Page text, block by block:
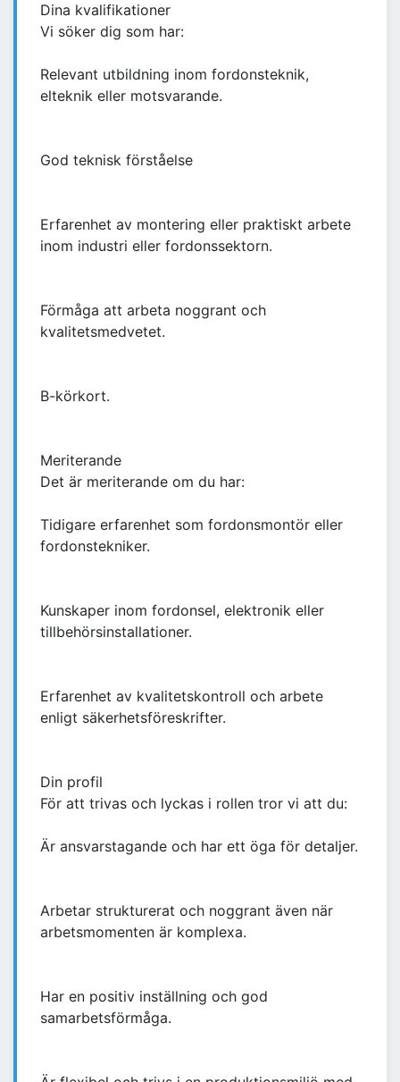
Dina kvalifikationer
Vi söker dig som har:
Relevant utbildning inom fordonsteknik,
elteknik eller motsvarande.
God teknisk förståelse
Erfarenhet av montering eller praktiskt arbete
inom industri eller fordonssektorn.
Förmåga att arbeta noggrant och
kvalitetsmedvetet.
B-körkort.
Meriterande
Det är meriterande om du har:
Tidigare erfarenhet som fordonsmontör eller
fordonstekniker.
Kunskaper inom fordonsel, elektronik eller
tillbehörsinstallationer.
Erfarenhet av kvalitetskontroll och arbete
enligt säkerhetsföreskrifter.
Din profil
För att trivas och lyckas i rollen tror vi att du:
Är ansvarstagande och har ett öga för detaljer.
Arbetar strukturerat och noggrant även när
arbetsmomenten är komplexa.
Har en positiv inställning och god
samarbetsförmåga.